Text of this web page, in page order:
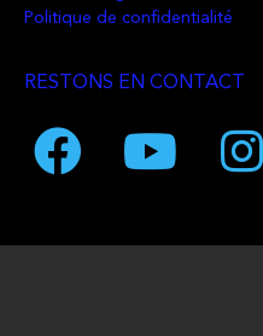
Politique de confidentialité
RESTONS EN CONTACT